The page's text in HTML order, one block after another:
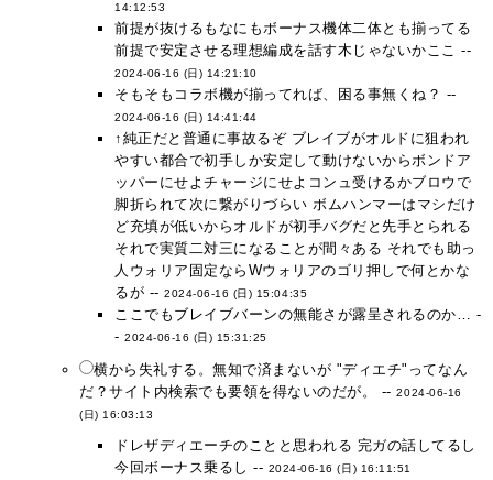
14:12:53
前提が抜けるもなにもボーナス機体二体とも揃ってる
前提で安定させる理想編成を話す木じゃないかここ --
2024-06-16 (日) 14:21:10
そもそもコラボ機が揃ってれば、困る事無くね？ --
2024-06-16 (日) 14:41:44
↑純正だと普通に事故るぞ ブレイブがオルドに狙われ
やすい都合で初手しか安定して動けないからボンドア
ッパーにせよチャージにせよコンュ受けるかブロウで
脚折られて次に繋がりづらい ボムハンマーはマシだけ
ど充填が低いからオルドが初手バグだと先手とられる
それで実質二対三になることが間々ある それでも助っ
人ウォリア固定ならWウォリアのゴリ押しで何とかな
るが --2024-06-16 (日) 15:04:35
ここでもブレイブバーンの無能さが露呈されるのか… -
-2024-06-16 (日) 15:31:25
横から失礼する。無知で済まないが "ディエチ"ってなん
だ？サイト内検索でも要領を得ないのだが。 --2024-06-16
(日) 16:03:13
ドレザディエーチのことと思われる 完ガの話してるし
今回ボーナス乗るし -- 2024-06-16 (日) 16:11:51